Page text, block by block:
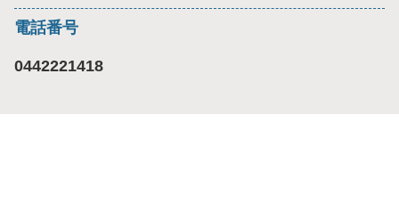
電話番号
0442221418